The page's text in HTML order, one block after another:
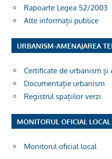
Rapoarte Legea 52/2003
Alte informații publice
URBANISM-AMENAJAREA
Certificate de urbanism
Documentație urbanism
Registrul spațiilor verzi
MONITORUL OFICIAL LOCAL
Monitorul oficial local